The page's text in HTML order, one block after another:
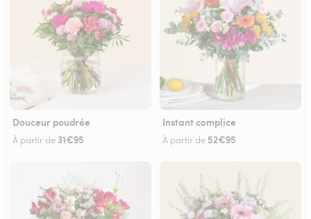
Douceur poudrée
À partir de 31€95
Instant complice
À partir de 52€95